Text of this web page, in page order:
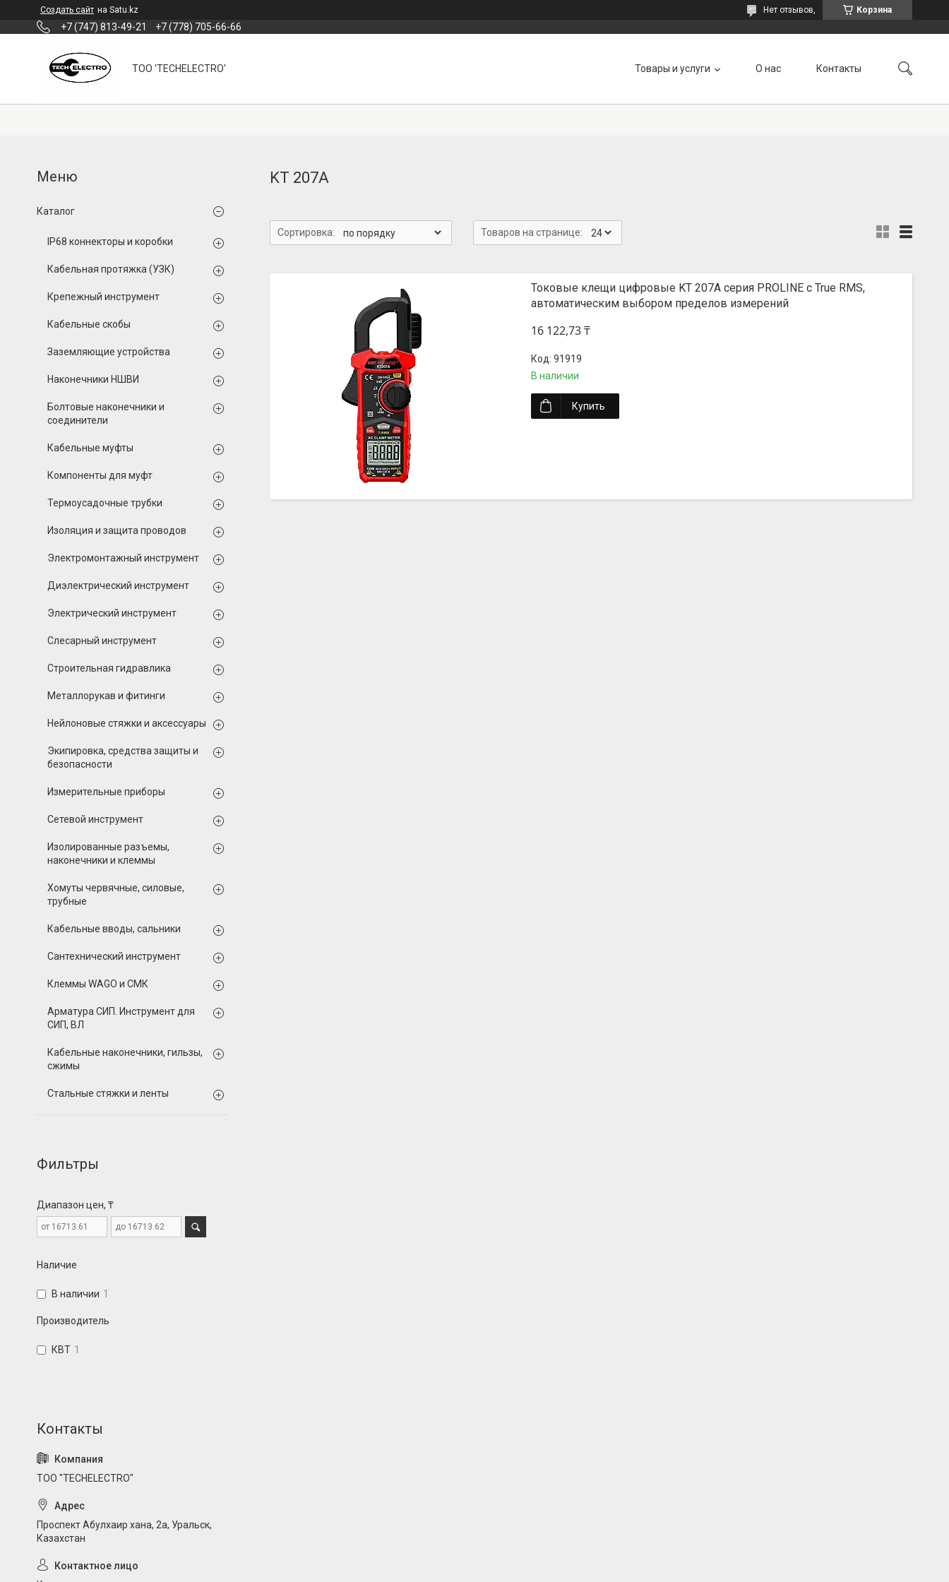
Создать сайт на Satu.kz Корзина
Нет отзывов,
+7 (747) 813-49-21 +7 (778) 705-66-66
ТОО 'TECHELECTRO' Товары и услуги О нас Контакты
KT 207A
Токовые клещи цифровые KT 207A серия PROLINE с True RMS,
автоматическим выбором пределов измерений
16 122,73 ₸
91919
В наличии
Купить
Каталог
IP68 коннекторы и коробки
Кабельная протяжка (УЗК)
Крепежный инструмент
Кабельные скобы
Заземляющие устройства
Наконечники НШВИ
Болтовые наконечники и
соединители
Кабельные муфты
Компоненты для муфт
Термоусадочные трубки
Изоляция и защита проводов
Электромонтажный инструмент
Диэлектрический инструмент
Электрический инструмент
Слесарный инструмент
Строительная гидравлика
Металлорукав и фитинги
Нейлоновые стяжки и аксессуары
Экипировка, средства защиты и
безопасности
Измерительные приборы
Сетевой инструмент
Изолированные разъемы,
наконечники и клеммы
Хомуты червячные, силовые,
трубные
Кабельные вводы, сальники
Сантехнический инструмент
Клеммы WAGO и СМК
Арматура СИП. Инструмент для
СИП, ВЛ
Кабельные наконечники, гильзы,
сжимы
Стальные стяжки и ленты
Фильтры
Диапазон цен, ₸
Наличие
В наличии 1
Производитель
КВТ 1
ТОО "TECHELECTRO"
Проспект Абулхаир хана, 2а, Уральск,
Казахстан